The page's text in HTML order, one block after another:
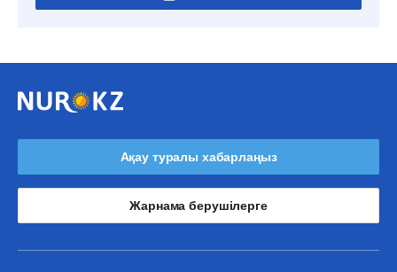
Ақау туралы хабарлаңыз
Жарнама берушілерге